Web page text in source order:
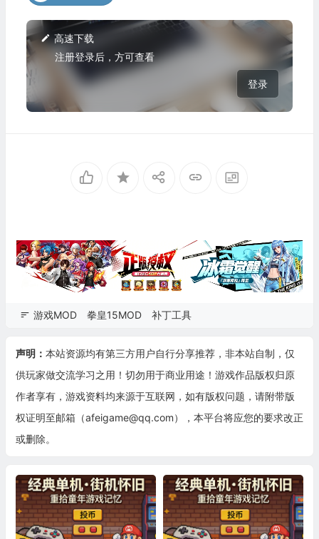
高速下载
注册登录后，方可查看
登录
游戏MOD 拳皇15MOD 补丁工具
声明： 本站资源均有第三方用户自行分享推荐，非本站自制，仅
供玩家做交流学习之用！切勿用于商业用途！游戏作品版权归原
作者享有，游戏资料均来源于互联网，如有版权问题，请附带版
权证明至邮箱（afeigame@qq.com），本平台将应您的要求改正
或删除。